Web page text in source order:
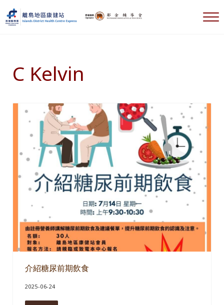
跳到主要內容
跳到標題右側導航
跳到標題導航後
跳到網站頁腳
選
C Kelvin
介紹糖尿前期飲食
2025-06-24